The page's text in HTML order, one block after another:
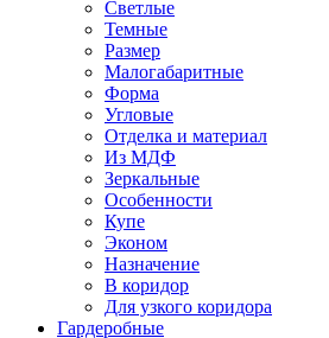
Светлые
Темные
Размер
Малогабаритные
Форма
Угловые
Отделка и материал
Из МДФ
Зеркальные
Особенности
Купе
Эконом
Назначение
В коридор
Для узкого коридора
Гардеробные